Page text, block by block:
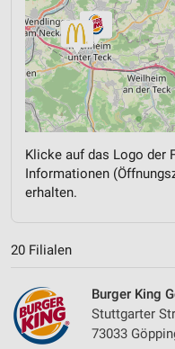
Klicke auf das Logo der
Informationen
erhalten.
20 Filialen
Burger King
Stuttgarter
73033